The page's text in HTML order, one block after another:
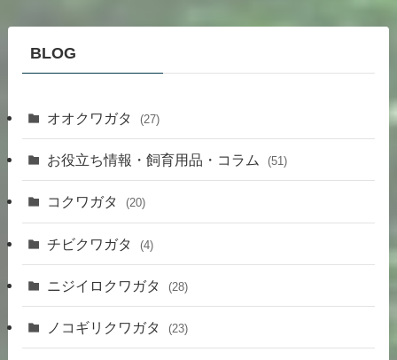
BLOG
オオクワガタ (27)
お役立ち情報・飼育用品・コラム (51)
コクワガタ (20)
チビクワガタ (4)
ニジイロクワガタ (28)
ノコギリクワガタ (23)